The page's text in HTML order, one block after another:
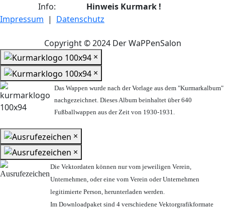
Info:
Hinweis Kurmark !
Impressum | Datenschutz
Copyright © 2024 Der WaPPenSalon
×
×
Das Wappen wurde nach der Vorlage aus dem "Kurmarkalbum"
nachgezeichnet. Dieses Album beinhaltet über 640
Fußballwappen aus der Zeit von 1930-1931.
×
×
Die Vektordaten können nur vom jeweiligen Verein,
Unternehmen, oder eine vom Verein oder Unternehmen
legitimierte Person, herunterladen werden.
Im Downloadpaket sind 4 verschiedene Vektorgrafikformate